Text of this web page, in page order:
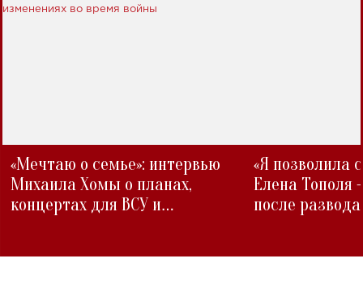
«Мечтаю о семье»: интервью
Михаила Хомы о планах,
концертах для ВСУ и
«Я позволила
Елена Тополя
после развода